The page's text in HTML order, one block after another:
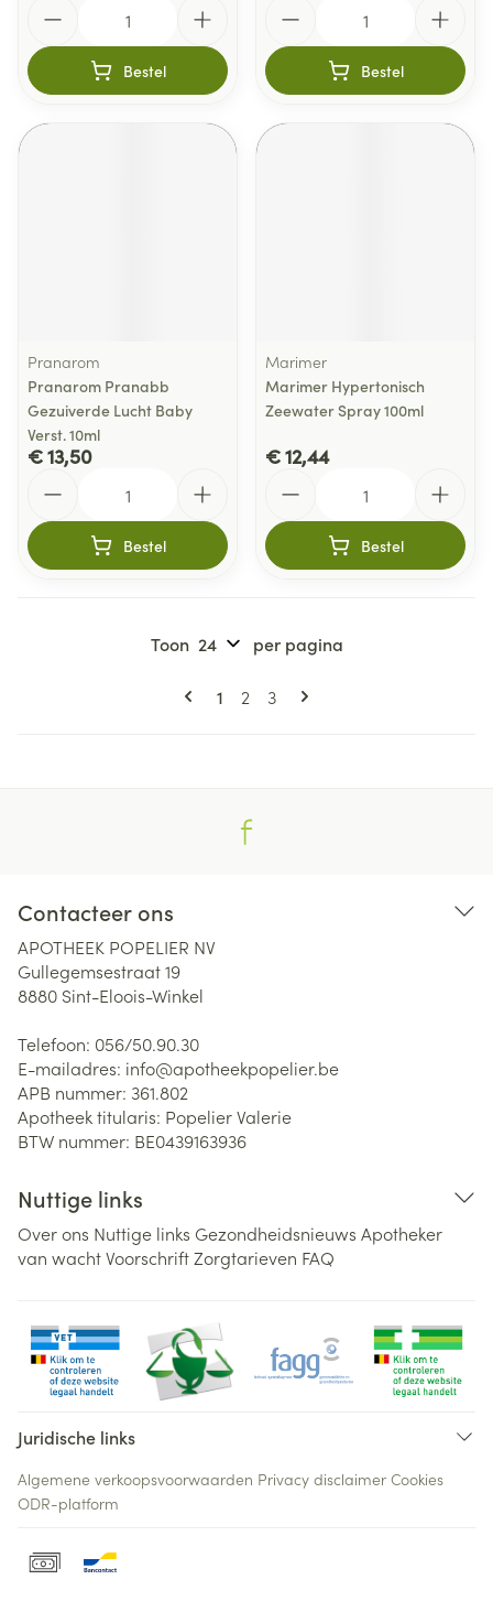
Bestel Bestel
Pranarom
Pranarom Pranabb
Gezuiverde Lucht Baby
Verst. 10ml
€ 13,50
Bestel
Marimer
Marimer Hypertonisch
Zeewater Spray 100ml
€ 12,44
Bestel
Pagina's
U lees momenteel pagina
1 Pagina
2 Pagina
3
Toon per pagina
Contacteer ons
APOTHEEK POPELIER NV
Gullegemsestraat 19
8880 Sint-Eloois-Winkel
Telefoon: 056/50.90.30
E-mailadres: info@apotheekpopelier.be
APB nummer: 361.802
Apotheek titularis: Popelier Valerie
BTW nummer: BE0439163936
Nuttige links
Over ons Nuttige links Gezondheidsnieuws Apotheker
van wachtVoorschriftZorgtarieven FAQ
Juridische links
Algemene verkoopsvoorwaarden Privacy disclaimer Cookies
ODR-platform